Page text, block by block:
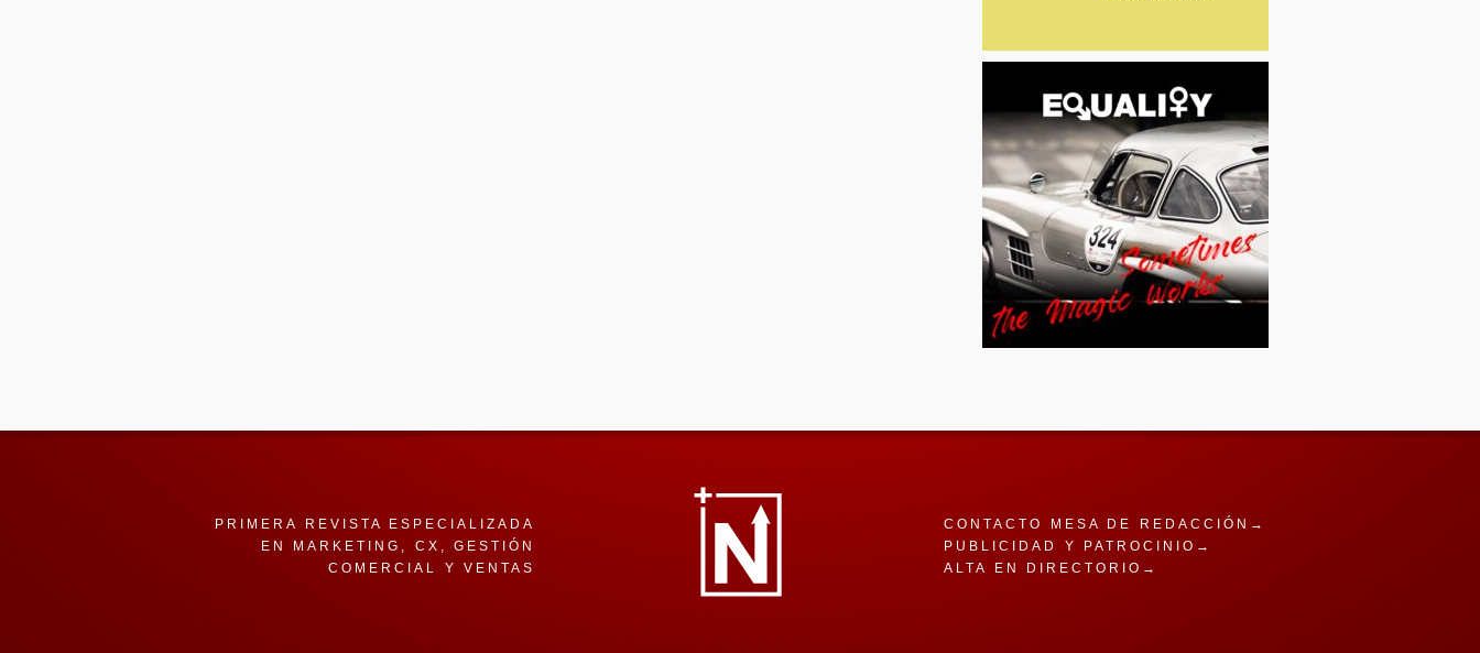
PRIMERA REVISTA ESPECIALIZADA
EN MARKETING, CX, GESTIÓN
COMERCIAL Y VENTAS
CONTACTO MESA DE REDACCIÓN→
PUBLICIDAD Y PATROCINIO→
ALTA EN DIRECTORIO→